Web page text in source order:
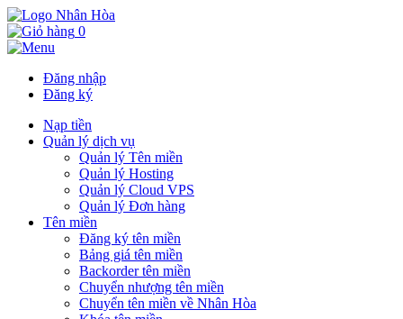
0
Đăng nhập
Đăng ký
Nạp tiền
Quản lý dịch vụ
Quản lý Tên miền
Quản lý Hosting
Quản lý Cloud VPS
Quản lý Đơn hàng
Tên miền
Đăng ký tên miền
Bảng giá tên miền
Backorder tên miền
Chuyển nhượng tên miền
Chuyển tên miền về Nhân Hòa